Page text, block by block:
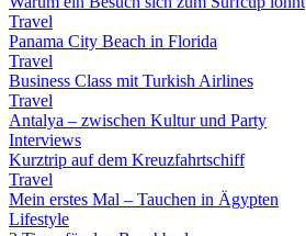
Travel
Panama City Beach in Florida
Travel
Business Class mit Turkish Airlines
Travel
Antalya – zwischen Kultur und Party
Interviews
Kurztrip auf dem Kreuzfahrtschiff
Travel
Mein erstes Mal – Tauchen in Ägypten
Lifestyle